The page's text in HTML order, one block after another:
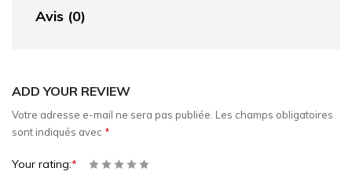
Avis (0)
ADD YOUR REVIEW
Votre adresse e-mail ne sera pas publiée. Les champs obligatoires
sont indiqués avec *
Your rating:*